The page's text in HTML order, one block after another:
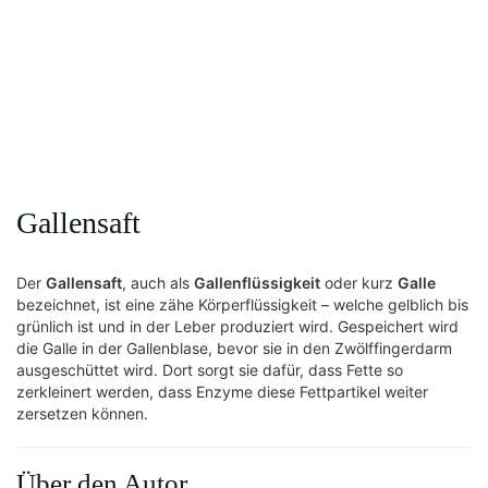
Gallensaft
Der Gallensaft, auch als Gallenflüssigkeit oder kurz Galle
bezeichnet, ist eine zähe Körperflüssigkeit – welche gelblich bis
grünlich ist und in der Leber produziert wird. Gespeichert wird
die Galle in der Gallenblase, bevor sie in den Zwölffingerdarm
ausgeschüttet wird. Dort sorgt sie dafür, dass Fette so
zerkleinert werden, dass Enzyme diese Fettpartikel weiter
zersetzen können.